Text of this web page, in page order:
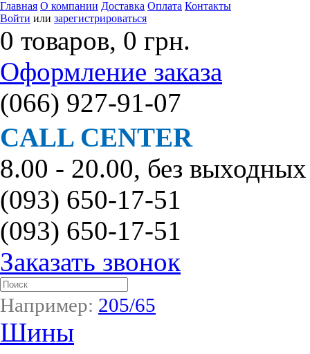
Главная О компании Доставка Оплата Контакты
Войти или зарегистрироваться
0 товаров, 0 грн.
Оформление заказа
(066) 927-91-07
CALL CENTER
8.00 - 20.00, без выходных
(093) 650-17-51
(093) 650-17-51
Заказать звонок
Например: 205/65
Шины